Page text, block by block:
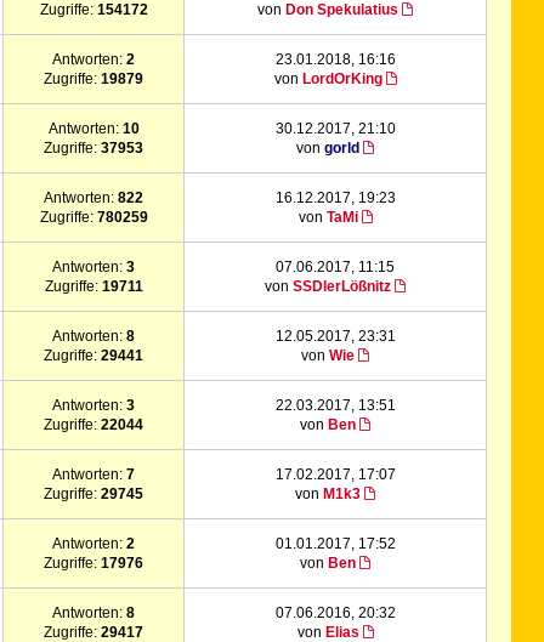
Zugriffe: 154172
von Don Spekulatius
Antworten:2
Zugriffe:19879
23.01.2018, 16:16
von LordOrKing
Antworten: 10
Zugriffe:37953
30.12.2017, 21:10
vongorld
Antworten:822
Zugriffe: 780259
16.12.2017, 19:23
von TaMi
Antworten:3
Zugriffe: 19711
07.06.2017, 11:15
vonSSDlerLößnitz
Antworten:8
Zugriffe:29441
12.05.2017, 23:31
vonWie
Antworten:3
Zugriffe:22044
22.03.2017, 13:51
von Ben
Antworten:7
Zugriffe:29745
17.02.2017, 17:07
von M1k3
Antworten:2
Zugriffe:17976
01.01.2017, 17:52
von Ben
Antworten:8
Zugriffe:29417
07.06.2016, 20:32
von Elias